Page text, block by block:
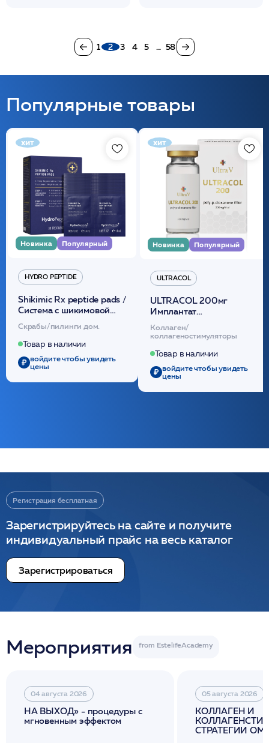
1 2 3 4 5 ... 58
Популярные товары
хит
Новинка Популярный
HYDRO PEPTIDE
Shikimic Rx peptide pads /
Cистема с шикимовой
кислотой обновляющая
(30шт) /HP
Скрабы/пилинги дом.
Товар в наличии
войдите чтобы увидеть
цены
хит
Новинка Популярный
ULTRACOL
ULTRACOL 200мг
Имплантат
внутридермальный,
стерильный на основе
полидиоксанона
/ULTRACOL
Коллаген/
коллагеностимуляторы
Товар в наличии
войдите чтобы увидеть
цены
Регистрация бесплатная
Зарегистрируйтесь на сайте и получите
индивидуальный прайс на весь каталог
Зарегистрироваться
Мероприятия
04 августа 2026
НА ВЫХОД» - процедуры с
мгновенным эффектом
05 августа 2026
КОЛЛАГЕН И
СТРАТЕГИИ